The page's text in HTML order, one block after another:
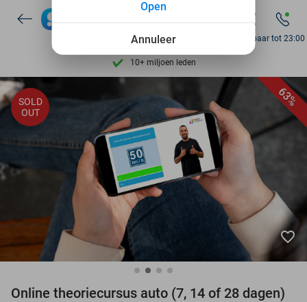
Ontdek 15.000+ deals
7 dagen per week beschikbaar
10+ miljoen leden
206.084 reviews
Ontdek 15.000+ deals
7 dagen per week beschikbaar
10+ miljoen leden
Bereikbaar tot 23:00
63%
SOLD
OUT
favorite_border
Online theoriecursus auto (7, 14 of 28 dagen)
Annuleer
Open